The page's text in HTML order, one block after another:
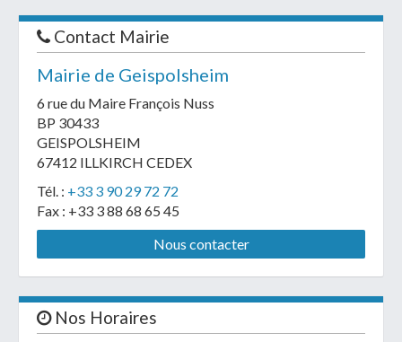
Contact Mairie
Mairie de Geispolsheim
6 rue du Maire François Nuss
BP 30433
GEISPOLSHEIM
67412 ILLKIRCH CEDEX
Tél. : +33 3 90 29 72 72
Fax : +33 3 88 68 65 45
Nous contacter
Nos Horaires